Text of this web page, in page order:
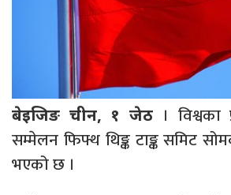
बेइजिङ चीन, १ जेठ । विश्वका
सम्मेलन फिफ्थ थिङ्क टाङ्क समिट
भएको छ ।